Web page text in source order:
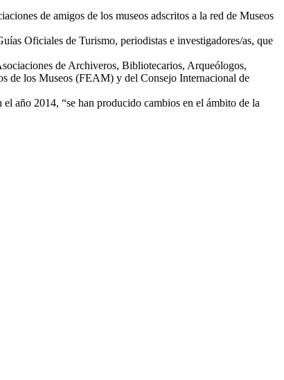
de amigos de los museos adscritos a la red de Museos
Oficiales de Turismo, periodistas e investigadores/as, que
de Archiveros, Bibliotecarios, Arqueólogos,
de los Museos (FEAM) y del Consejo Internacional de
año 2014, “se han producido cambios en el ámbito de la